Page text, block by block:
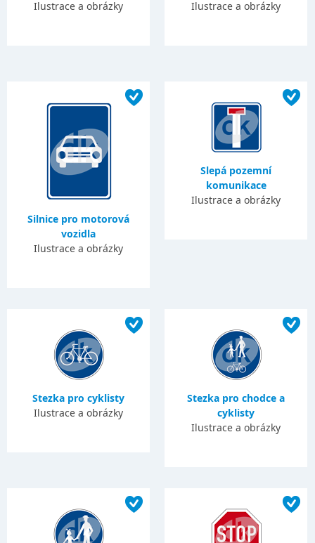
Ilustrace a obrázky
Ilustrace a obrázky
Silnice pro motorová
vozidla
Ilustrace a obrázky
Slepá pozemní
komunikace
Ilustrace a obrázky
Stezka pro cyklisty
Ilustrace a obrázky
Stezka pro chodce a
cyklisty
Ilustrace a obrázky